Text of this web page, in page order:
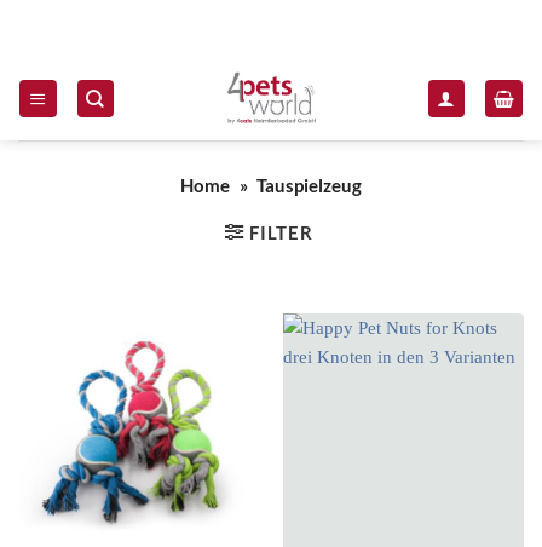
Home » Tauspielzeug
FILTER